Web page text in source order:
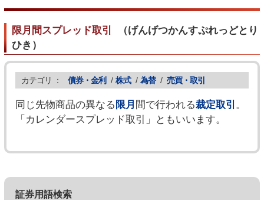
限月間スプレッド取引 （げんげつかんすぷれっどとり
ひき ）
カテゴリ ： 債券・金利 / 株式 / 為替 / 売買・取引
同じ先物商品の異なる 限月 間で行われる裁定取引 。
「カレンダースプレッド取引」ともいいます。
証券用語検索